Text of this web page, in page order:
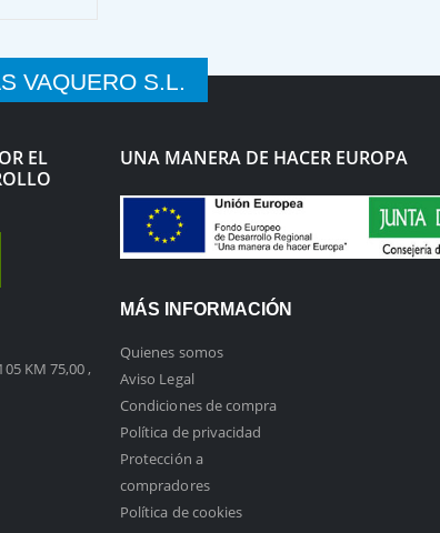
VAQUERO S.L.
EL
UNA MANERA DE HACER EUROPA
KM 75,00 ,
MÁS INFORMACIÓN
Quienes somos
Aviso Legal
Condiciones de compra
Política de privacidad
Protección a
compradores
Política de cookies